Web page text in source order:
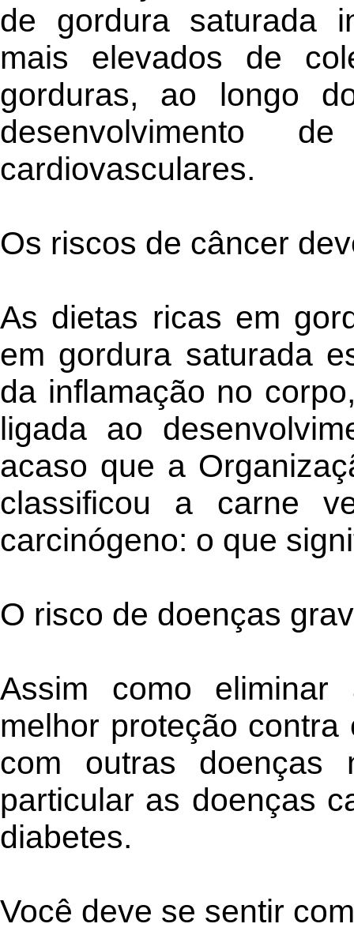
de gordura saturada
mais elevados de
gorduras, ao longo
desenvolvimento
cardiovasculares.
Os riscos de câncer
As dietas ricas em
em gordura saturada
da inflamação no
ligada ao
acaso que a
classificou a carne
carcinógeno: o que
O risco de doenças
Assim como eliminar
melhor proteção
com outras doenças
particular as doenças
diabetes.
Você deve se sentir